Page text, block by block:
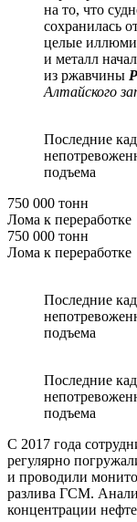
на то, что
сохранилась
целые
и металл
из ржавчины
Алтайского
Последние
подъема
750 000 тонн
Лома к переработке
750 000 тонн
Лома к переработке
Последние
подъема
Последние
подъема
С 2017 года
регулярно
и проводили
разлива ГСМ.
концентрации